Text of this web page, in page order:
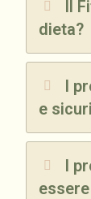
Il
dieta?
I
e
I